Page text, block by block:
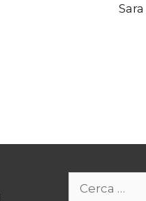
Sara
per: